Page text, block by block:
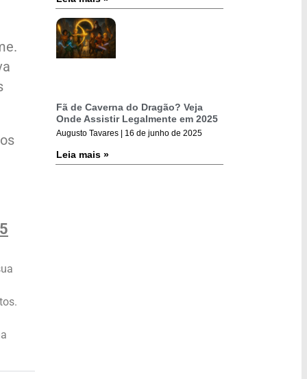
Fã de Caverna do Dragão? Veja
Onde Assistir Legalmente em 2025
Augusto Tavares 16 de junho de 2025
Leia mais »